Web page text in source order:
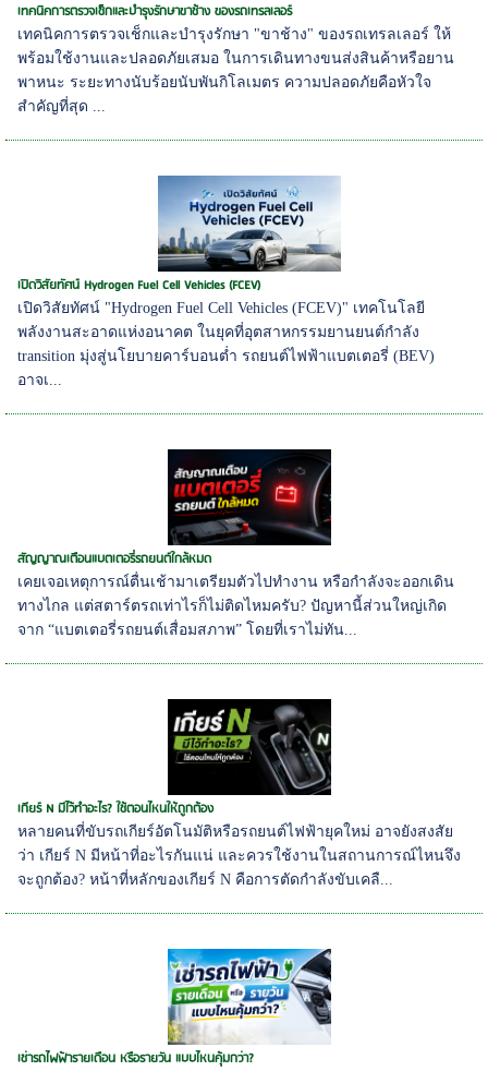
เทคนิคการตรวจเช็กและบำรุงรักษาขาช้าง ของรถเทรลเลอร์
เทคนิคการตรวจเช็กและบำรุงรักษา "ขาช้าง" ของรถเทรลเลอร์ ให้
พร้อมใช้งานและปลอดภัยเสมอ ในการเดินทางขนส่งสินค้าหรือยาน
พาหนะ ระยะทางนับร้อยนับพันกิโลเมตร ความปลอดภัยคือหัวใจ
สำคัญที่สุด ...
เปิดวิสัยทัศน์ Hydrogen Fuel Cell Vehicles (FCEV)
เปิดวิสัยทัศน์ "Hydrogen Fuel Cell Vehicles (FCEV)" เทคโนโลยี
พลังงานสะอาดแห่งอนาคต ในยุคที่อุตสาหกรรมยานยนต์กำลัง
transition มุ่งสู่นโยบายคาร์บอนต่ำ รถยนต์ไฟฟ้าแบตเตอรี่ (BEV)
อาจเ...
สัญญาณเตือนแบตเตอรี่รถยนต์ใกล้หมด
เคยเจอเหตุการณ์ตื่นเช้ามาเตรียมตัวไปทำงาน หรือกำลังจะออกเดิน
ทางไกล แต่สตาร์ตรถเท่าไรก็ไม่ติดไหมครับ? ปัญหานี้ส่วนใหญ่เกิด
จาก “แบตเตอรี่รถยนต์เสื่อมสภาพ” โดยที่เราไม่ทัน...
เกียร์ N มีไว้ทำอะไร? ใช้ตอนไหนให้ถูกต้อง
หลายคนที่ขับรถเกียร์อัตโนมัติหรือรถยนต์ไฟฟ้ายุคใหม่ อาจยังสงสัย
ว่า เกียร์ N มีหน้าที่อะไรกันแน่ และควรใช้งานในสถานการณ์ไหนจึง
จะถูกต้อง? หน้าที่หลักของเกียร์ N คือการตัดกำลังขับเคลื...
เช่ารถไฟฟ้ารายเดือน หรือรายวัน แบบไหนคุ้มกว่า?